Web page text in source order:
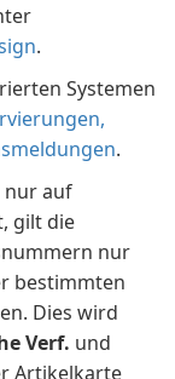
.
Systemen
.
nur auf
gilt die
nur
bestimmten
Dies wird
Verf. und
Artikelkarte